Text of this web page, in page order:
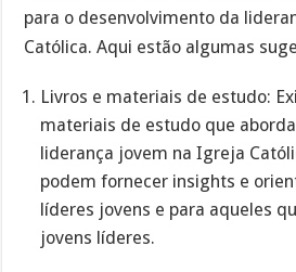
para o desenvolvimento da
Católica. Aqui estão algumas
Livros e materiais de estudo:
materiais de estudo que
liderança jovem na Igreja
podem fornecer insights e
líderes jovens e para aqueles
jovens líderes.